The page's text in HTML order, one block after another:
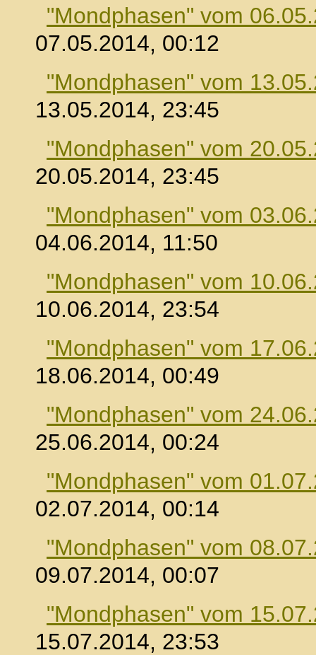
"Mondphasen" vom
07.05.2014, 00:12
"Mondphasen" vom
13.05.2014, 23:45
"Mondphasen" vom
20.05.2014, 23:45
"Mondphasen" vom
04.06.2014, 11:50
"Mondphasen" vom
10.06.2014, 23:54
"Mondphasen" vom
18.06.2014, 00:49
"Mondphasen" vom
25.06.2014, 00:24
"Mondphasen" vom
02.07.2014, 00:14
"Mondphasen" vom
09.07.2014, 00:07
"Mondphasen" vom
15.07.2014, 23:53